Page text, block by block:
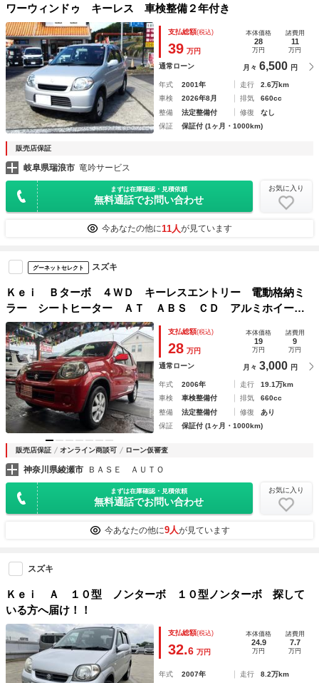
ワーウィンドゥ キーレス 車検整備２年付き
支払総額(税込)
39 万円
本体価格
28
万円
諸費用
11
万円
通常ローン 月々 6,500 円
年式 2001年 走行
2.6万km
車検
2026年8月 排気
660cc
整備
法定整備付 修復
なし
保証
保証付 (1ヶ月・1000km)
販売店保証
岐阜県瑞浪市 竜吟サービス
まずは在庫確認・見積依頼
無料通話でお問い合わせ
お気に入り
今あなたの他に11人が見ています
グーネットセレクト スズキ
Ｋｅｉ Ｂターボ ４ＷＤ キーレスエントリー 電動格納ミ
ラー シートヒーター ＡＴ ＡＢＳ ＣＤ アルミホイー
ル 衝突安全ボディ エアコン パワーステアリング パワー
ウィンドウ
支払総額(税込)
28 万円
本体価格
19
万円
諸費用
9
万円
通常ローン 月々 3,000 円
年式 2006年 走行
19.1万km
車検
車検整備付 排気
660cc
整備
法定整備付 修復
あり
保証
保証付 (1ヶ月・1000km)
販売店保証 オンライン商談可 ローン仮審査
神奈川県綾瀬市 ＢＡＳＥ ＡＵＴＯ
まずは在庫確認・見積依頼
無料通話でお問い合わせ
お気に入り
今あなたの他に9人が見ています
スズキ
Ｋｅｉ Ａ １０型 ノンターボ １０型ノンターボ 探して
いる方へ届け！！
支払総額(税込)
32.6 万円
本体価格
24.9
万円
諸費用
7.7
万円
年式 2007年 走行 8.2万km